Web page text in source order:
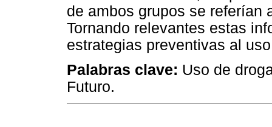
de ambos grupos se referían
Tornando relevantes estas
estrategias preventivas al
Palabras clave: Uso de
Futuro.